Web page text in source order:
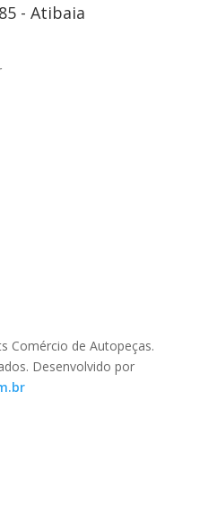
- Atibaia
Comércio de Autopeças.
Desenvolvido por